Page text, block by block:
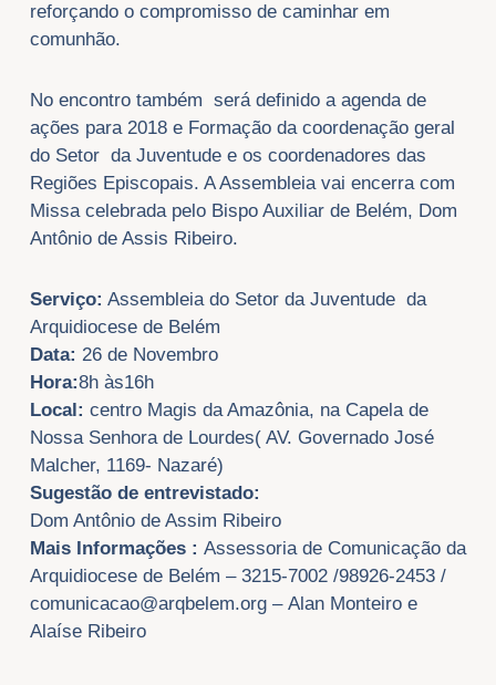
reforçando o compromisso de caminhar em
comunhão.
No encontro também será definido a agenda de
ações para 2018 e Formação da coordenação geral
do Setor da Juventude e os coordenadores das
Regiões Episcopais. A Assembleia vai encerra com
Missa celebrada pelo Bispo Auxiliar de Belém, Dom
Antônio de Assis Ribeiro.
Serviço: Assembleia do Setor da Juventude da
Arquidiocese de Belém
Data: 26 de Novembro
Hora:8h às16h
Local: centro Magis da Amazônia, na Capela de
Nossa Senhora de Lourdes( AV. Governado José
Malcher, 1169- Nazaré)
Sugestão de entrevistado:
Dom Antônio de Assim Ribeiro
Mais Informações : Assessoria de Comunicação da
Arquidiocese de Belém – 3215-7002 /98926-2453 /
comunicacao@arqbelem.org– Alan Monteiro e
Alaíse Ribeiro